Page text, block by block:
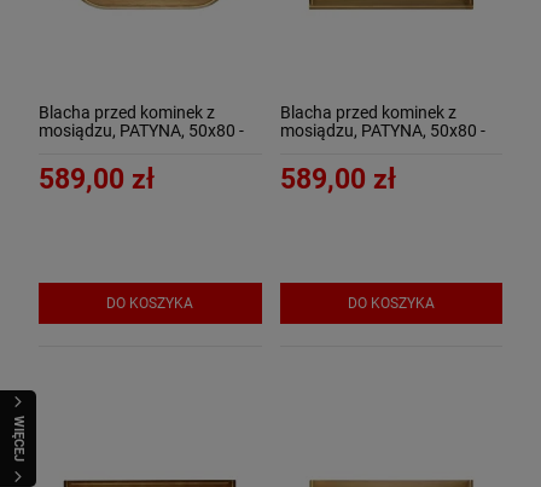
WIĘCEJ
Blacha przed kominek z
mosiądzu, PATYNA, 50x80 -
589,00 zł
DO KOSZYKA
Blacha przed kominek z
mosiądzu, PATYNA, 50x80 -
589,00 zł
DO KOSZYKA